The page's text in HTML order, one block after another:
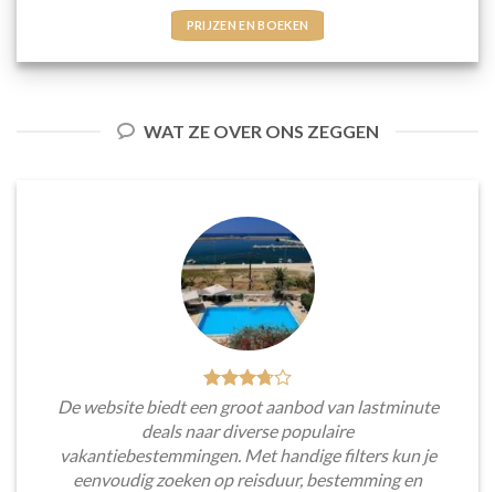
PRIJZEN EN BOEKEN
WAT ZE OVER ONS ZEGGEN
De website biedt een groot aanbod van lastminute
deals naar diverse populaire
vakantiebestemmingen. Met handige filters kun je
eenvoudig zoeken op reisduur, bestemming en